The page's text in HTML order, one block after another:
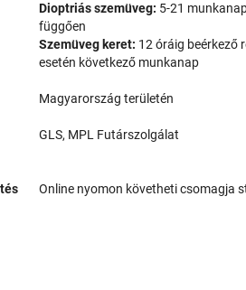
Dioptriás szemüveg: 5-21
függően
Szemüveg keret: 12 óráig beérkező
esetén következő munkanap
Magyarország területén
GLS, MPL Futárszolgálat
Online nyomon követheti csomagja